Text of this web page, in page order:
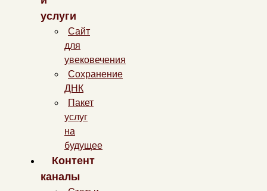
услуги
Сайт
для
увековечения
Сохранение
ДНК
Пакет
услуг
на
будущее
Контент
каналы